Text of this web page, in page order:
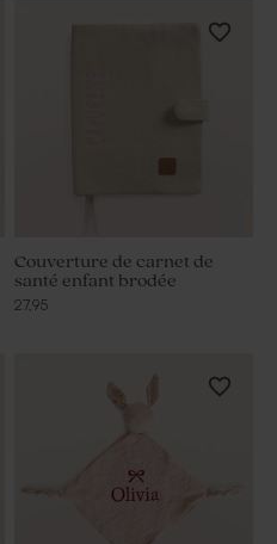
Couverture de carnet de
santé enfant brodée
27,95